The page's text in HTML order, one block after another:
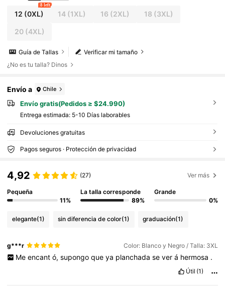
12 (0XL)
8 left
14 (1XL) 16 (2XL) 18 (3XL)
20(4XL)
Verificar mi tamaño
Guía de Tallas
¿No es tu talla? Dinos
Envío a Chile
Envío gratis(Pedidos ≥ $24.990)
Entrega estimada: 5-10 Días laborables
Devoluciones gratuitas
Pagos seguros · Protección de privacidad
4,92 (27) Ver más
Pequeña
11%
La talla corresponde
89%
Grande
0%
elegante(1) sin diferencia de color(1) graduación(1)
g***r Color: Blanco y Negro / Talla: 3XL
Me encant ó, supongo que ya planchada se ver á hermosa .
Útil (1)